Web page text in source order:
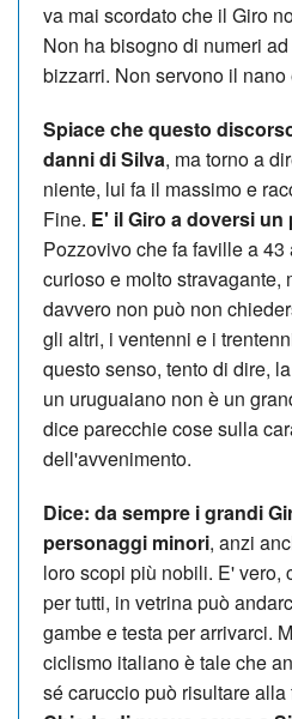
va mai scordato che il Giro
Non ha bisogno di numeri
bizzarri. Non servono il
Spiace che questo
danni di Silva, ma torno a
niente, lui fa il massimo e
Fine. E' il Giro a doversi
Pozzovivo che fa faville a
curioso e molto stravagante,
davvero non può non
gli altri, i ventenni e i
questo senso, tento di dire,
un uruguaiano non è un
dice parecchie cose sulla
dell'avvenimento.
Dice: da sempre i grandi
personaggi minori, anzi
loro scopi più nobili. E' vero,
per tutti, in vetrina può
gambe e testa per arrivarci.
ciclismo italiano è tale che
sé caruccio può risultare